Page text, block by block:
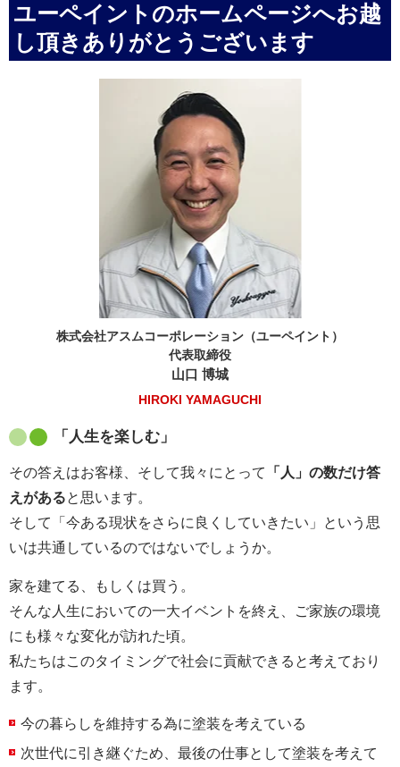
ユーペイントのホームページへお越
し頂きありがとうございます
株式会社アスムコーポレーション（ユーペイント）
代表取締役
山口 博城
HIROKI YAMAGUCHI
「人生を楽しむ」
その答えはお客様、そして我々にとって
「人」の数だけ答
えがあると思います。
そして「今ある現状をさらに良くしていきたい」という思
いは共通しているのではないでしょうか。
家を建てる、もしくは買う。
そんな人生においての一大イベントを終え、ご家族の環境
にも様々な変化が訪れた頃。
私たちはこのタイミングで社会に貢献できると考えており
ます。
今の暮らしを維持する為に塗装を考えている
次世代に引き継ぐため、最後の仕事として塗装を考えて